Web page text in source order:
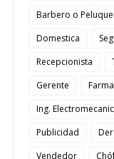
Barbero o
Domestica
Recepcionista
Gerente
Ing.
Publicidad
Vendedor